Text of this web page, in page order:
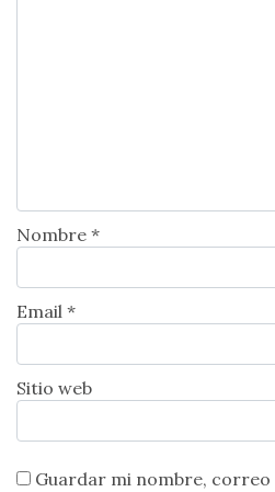
Nombre *
Email *
Sitio web
Guardar mi nombre,